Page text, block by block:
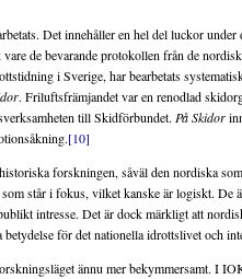
Det innehåller en hel del luckor
de bevarande protokollen från de
i Sverige, har bearbetats
. Friluftsfrämjandet var en renodlad
till Skidförbundet. På Skidor
[10]
forskningen, såväl den nordiska
står i fokus, vilket kanske är logiskt. De
intresse. Det är dock märkligt att
för det nationella idrottslivet och
ännu mer bekymmersamt. I